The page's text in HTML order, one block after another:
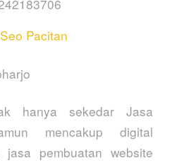
Pacitan
hanya sekedar Jasa
mencakup digital
jasa pembuatan website